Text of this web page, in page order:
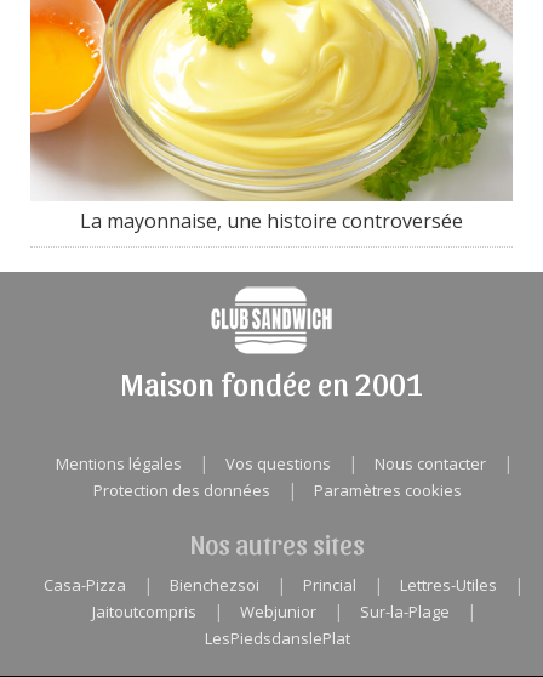
La mayonnaise, une histoire controversée
Maison fondée en 2001
Mentions légales | Vos questions | Nous contacter |
Protection des données | Paramètres cookies
Nos autres sites
Casa-Pizza | Bienchezsoi | Princial | Lettres-Utiles |
Jaitoutcompris | Webjunior | Sur-la-Plage |
LesPiedsdanslePlat